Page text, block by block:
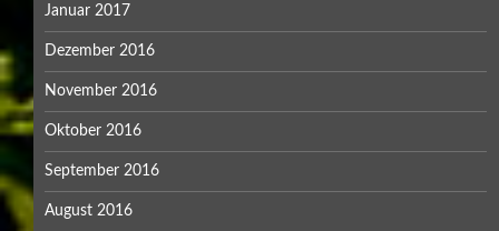
Januar 2017
Dezember 2016
November 2016
Oktober 2016
September 2016
August 2016